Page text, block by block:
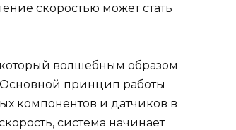
скоростью может стать
который волшебным образом
принцип работы
компонентов и датчиков в
система начинает